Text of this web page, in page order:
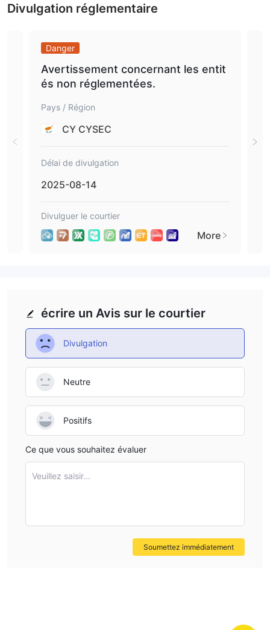
Divulgation réglementaire
Danger
Avertissement concernant les entit
és non réglementées.
Pays / Région
CY CYSEC
Délai de divulgation
2025-08-14
Divulguer le courtier
More
écrire un Avis sur le courtier
Divulgation
Neutre
Positifs
Ce que vous souhaitez évaluer
Veuillez saisir...
Soumettez immédiatement